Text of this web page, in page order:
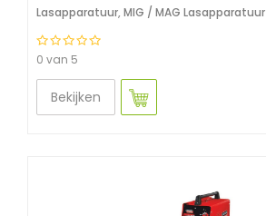
Lasapparatuur, MIG / MAG Lasapparatuur
0 van 5
Bekijken